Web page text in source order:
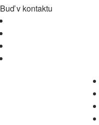
Buď v kontaktu